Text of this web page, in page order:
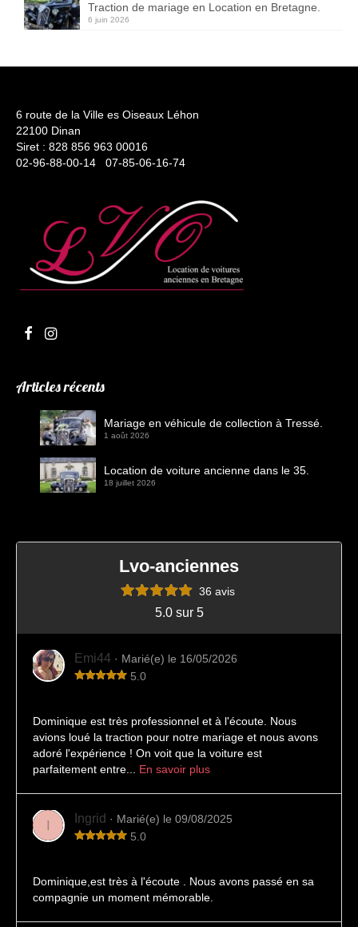
Traction de mariage en Location en Bretagne.
6 juin 2026
6 route de la Ville es Oiseaux Léhon
22100 Dinan
Siret : 828 856 963 00016
02-96-88-00-14 07-85-06-16-74
Articles récents
Mariage en véhicule de collection à Tressé.
1 août 2026
Location de voiture ancienne dans le 35.
18 juillet 2026
Lvo-anciennes
36 avis
5.0 sur 5
Emi44 · Marié(e) le 16/05/2026
5.0
Dominique est très professionnel et à l'écoute. Nous
avions loué la traction pour notre mariage et nous avons
adoré l'expérience ! On voit que la voiture est
parfaitement entre... En savoir plus
I Ingrid · Marié(e) le 09/08/2025
5.0
Dominique,est très à l'écoute . Nous avons passé en sa
compagnie un moment mémorable.